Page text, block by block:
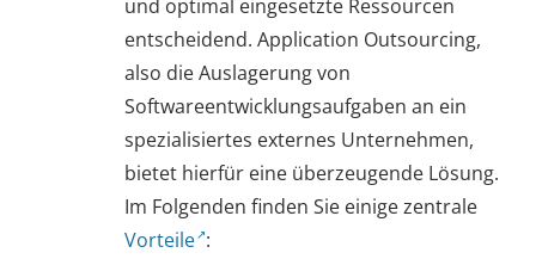
und optimal eingesetzte Ressourcen
entscheidend. Application Outsourcing,
also die Auslagerung von
Softwareentwicklungsaufgaben an ein
spezialisiertes externes Unternehmen,
bietet hierfür eine überzeugende Lösung.
Im Folgenden finden Sie einige zentrale
Vorteile :